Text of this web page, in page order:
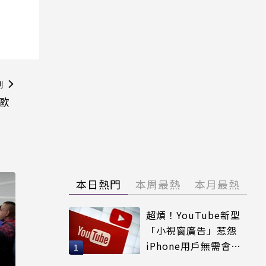
本日熱門 本周最熱 本月最熱
超煩！YouTube新型
「小視窗廣告」惹怨
iPhone用戶無需會員